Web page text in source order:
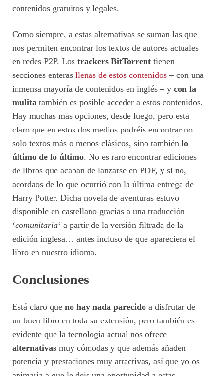
contenidos gratuitos y legales.
Como siempre, a estas alternativas se suman las que
nos permiten encontrar los textos de autores actuales
en redes P2P. Los trackers BitTorrent tienen
secciones enteras llenas de estos contenidos – con una
inmensa mayoría de contenidos en inglés – y con la
mulita también es posible acceder a estos contenidos.
Hay muchas más opciones, desde luego, pero está
claro que en estos dos medios podréis encontrar no
sólo textos más o menos clásicos, sino también lo
último de lo último. No es raro encontrar ediciones
de libros que acaban de lanzarse en PDF, y si no,
acordaos de lo que ocurrió con la última entrega de
Harry Potter. Dicha novela de aventuras estuvo
disponible en castellano gracias a una traducción
‘comunitaria‘ a partir de la versión filtrada de la
edición inglesa… antes incluso de que apareciera el
libro en nuestro idioma.
Conclusiones
Está claro que no hay nada parecido a disfrutar de
un buen libro en toda su extensión, pero también es
evidente que la tecnología actual nos ofrece
alternativas muy cómodas y que además añaden
potencia y prestaciones muy atractivas, así que yo os